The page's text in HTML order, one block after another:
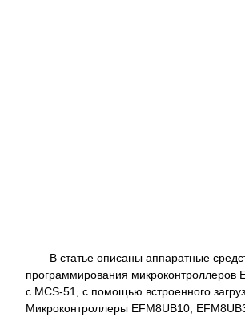
В статье описаны аппаратные
программирования микроконтроллеров
с MCS-51, с помощью встроенного
Микроконтроллеры EFM8UB10,